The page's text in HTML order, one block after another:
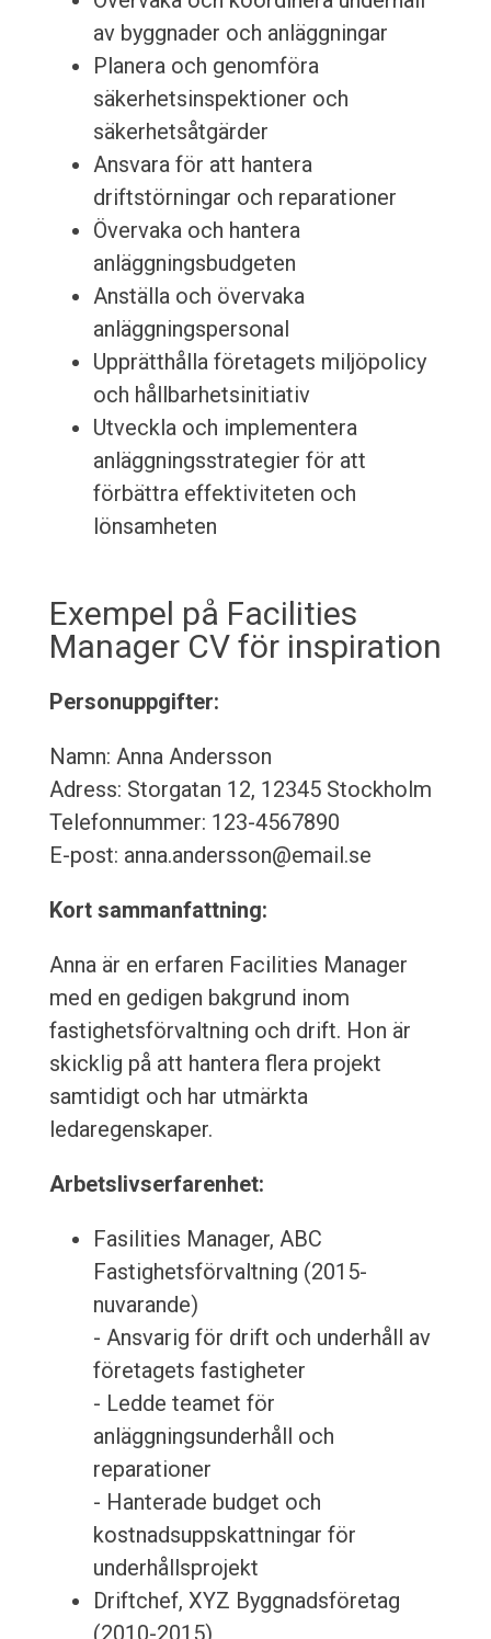
av byggnader och anläggningar
Planera och genomföra
säkerhetsinspektioner och
säkerhetsåtgärder
Ansvara för att hantera
driftstörningar och reparationer
Övervaka och hantera
anläggningsbudgeten
Anställa och övervaka
anläggningspersonal
Upprätthålla företagets miljöpolicy
och hållbarhetsinitiativ
Utveckla och implementera
anläggningsstrategier för att
förbättra effektiviteten och
lönsamheten
Exempel på Facilities
Manager CV för inspiration
Personuppgifter:
Namn: Anna Andersson
Adress: Storgatan 12, 12345 Stockholm
Telefonnummer: 123-4567890
E-post: anna.andersson@email.se
Kort sammanfattning:
Anna är en erfaren Facilities Manager
med en gedigen bakgrund inom
fastighetsförvaltning och drift. Hon är
skicklig på att hantera flera projekt
samtidigt och har utmärkta
ledaregenskaper.
Arbetslivserfarenhet:
Fasilities Manager, ABC
Fastighetsförvaltning (2015-
nuvarande)
- Ansvarig för drift och underhåll av
företagets fastigheter
- Ledde teamet för
anläggningsunderhåll och
reparationer
- Hanterade budget och
kostnadsuppskattningar för
underhållsprojekt
Driftchef, XYZ Byggnadsföretag
(2010-2015)